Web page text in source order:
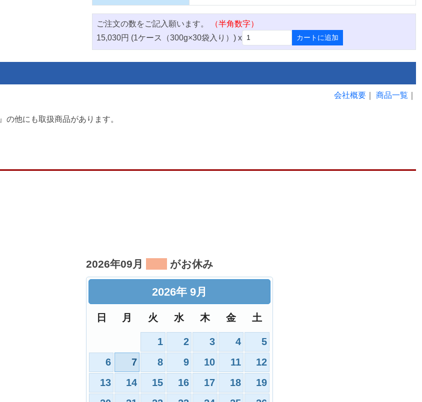
ご注文の数をご記入願います。
（半角数字）
15,030円 (1ケース（300g×30袋入り）) x
カートに追加
会社概要 商品一覧
』の他にも取扱商品があります。
2026年09月 がお休み
2026年 9月
日 月 火 水 木 金 土
1 2 3 4
5
6
7 8 9 10 11
12
13
14 15 16 17 18
19